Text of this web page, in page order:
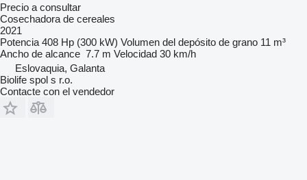
Precio a consultar
Cosechadora de cereales
2021
Potencia 408 Hp (300 kW) Volumen del depósito de grano 11 m³
Ancho de alcance 7.7 m Velocidad 30 km/h
Eslovaquia, Galanta
Biolife spol s r.o.
Contacte con el vendedor